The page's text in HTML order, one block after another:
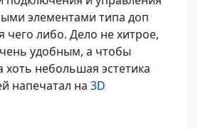
элементами типа доп
чего либо. Дело не хитрое,
удобным, а чтобы
хоть небольшая эстетика
напечатал на 3D